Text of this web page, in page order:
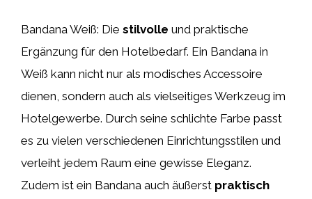
Bandana Weiß: Die stilvolle und praktische
Ergänzung für den Hotelbedarf. Ein Bandana in
Weiß kann nicht nur als modisches Accessoire
dienen, sondern auch als vielseitiges Werkzeug im
Hotelgewerbe. Durch seine schlichte Farbe passt
es zu vielen verschiedenen Einrichtungsstilen und
verleiht jedem Raum eine gewisse Eleganz.
Zudem ist ein Bandana auch äußerst praktisch